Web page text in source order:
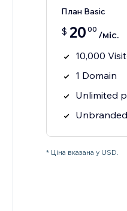
План Basic
$ 20 00 /міс.
10,000
1 Domain
Unlimited
Unbranded
* Ціна вказана у USD.